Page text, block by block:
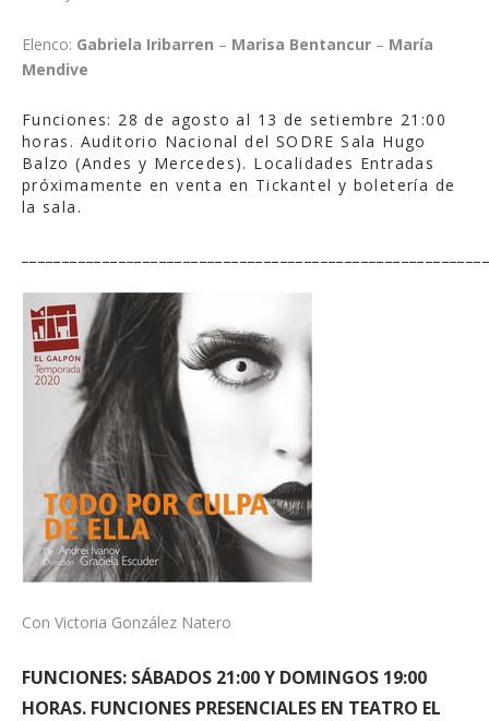
Elenco: Gabriela Iribarren – Marisa Bentancur– María
Mendive
Funciones: 28 de agosto al 13 de setiembre 21:00
horas. Auditorio Nacional del SODRE Sala Hugo
Balzo (Andes y Mercedes). Localidades Entradas
próximamente en venta en Tickantel y boletería de
la sala.
Con Victoria González Natero
FUNCIONES: SÁBADOS 21:00 Y DOMINGOS 19:00
HORAS. FUNCIONES PRESENCIALES EN TEATRO EL